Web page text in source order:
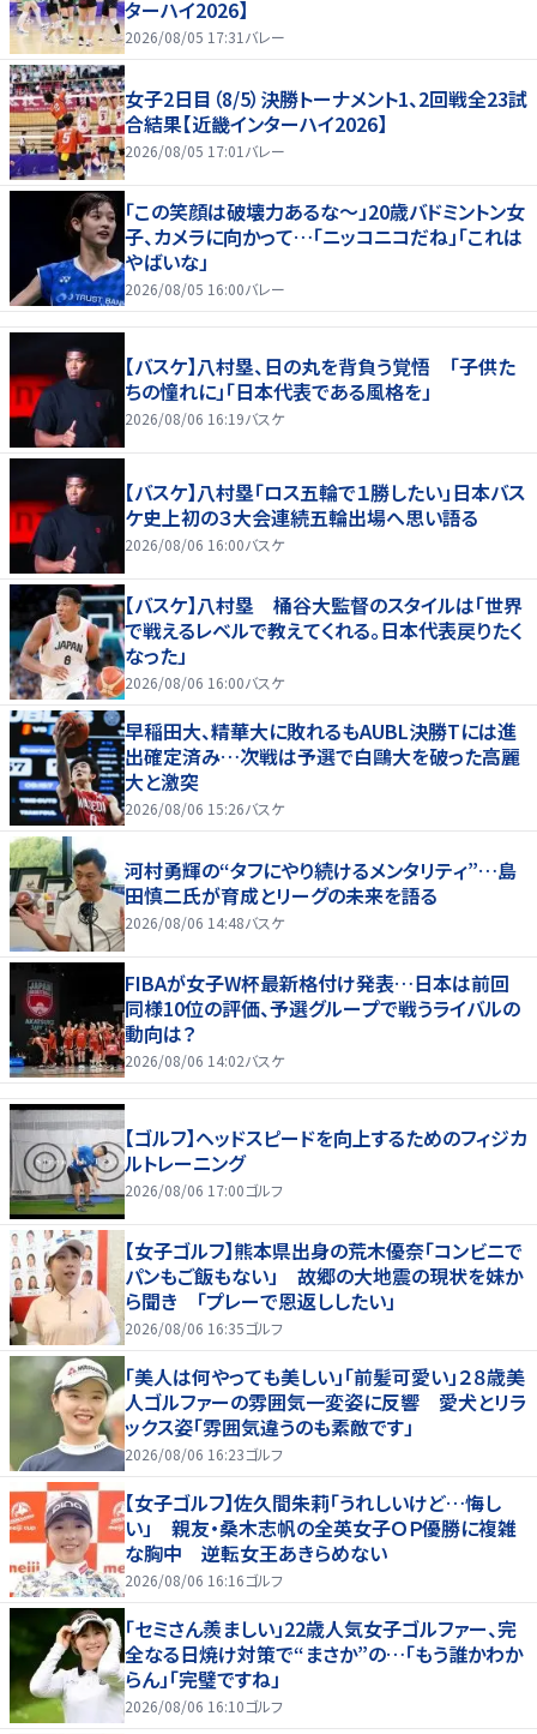
ターハイ2026】
2026/08/05 17:31 バレー
女子2日目（8/5）決勝トーナメント1、2回戦全23試
合結果【近畿インターハイ2026】
2026/08/05 17:01 バレー
「この笑顔は破壊力あるな〜」20歳バドミントン女
子、カメラに向かって…「ニッコニコだね」「これは
やばいな」
2026/08/05 16:00バレー
【バスケ】八村塁、日の丸を背負う覚悟 「子供た
ちの憧れに」「日本代表である風格を」
2026/08/06 16:19バスケ
【バスケ】八村塁「ロス五輪で１勝したい」日本バス
ケ史上初の３大会連続五輪出場へ思い語る
2026/08/06 16:00バスケ
【バスケ】八村塁 桶谷大監督のスタイルは「世界
で戦えるレベルで教えてくれる。日本代表戻りたく
なった」
2026/08/06 16:00バスケ
早稲田大、精華大に敗れるもAUBL決勝Tには進
出確定済み…次戦は予選で白鷗大を破った高麗
大と激突
2026/08/06 15:26バスケ
河村勇輝の“タフにやり続けるメンタリティ”…島
田慎二氏が育成とリーグの未来を語る
2026/08/06 14:48バスケ
FIBAが女子W杯最新格付け発表…日本は前回
同様10位の評価、予選グループで戦うライバルの
動向は？
2026/08/06 14:02バスケ
【ゴルフ】ヘッドスピードを向上するためのフィジカ
ルトレーニング
2026/08/06 17:00ゴルフ
【女子ゴルフ】熊本県出身の荒木優奈「コンビニで
パンもご飯もない」 故郷の大地震の現状を妹か
ら聞き 「プレーで恩返ししたい」
2026/08/06 16:35ゴルフ
「美人は何やっても美しい」「前髪可愛い」２８歳美
人ゴルファーの雰囲気一変姿に反響 愛犬とリラ
ックス姿「雰囲気違うのも素敵です」
2026/08/06 16:23ゴルフ
【女子ゴルフ】佐久間朱莉「うれしいけど…悔し
い」 親友・桑木志帆の全英女子ＯＰ優勝に複雑
な胸中 逆転女王あきらめない
2026/08/06 16:16ゴルフ
「セミさん羨ましい」22歳人気女子ゴルファー、完
全なる日焼け対策で“まさか”の…「もう誰かわか
らん」「完璧ですね」
2026/08/06 16:10ゴルフ